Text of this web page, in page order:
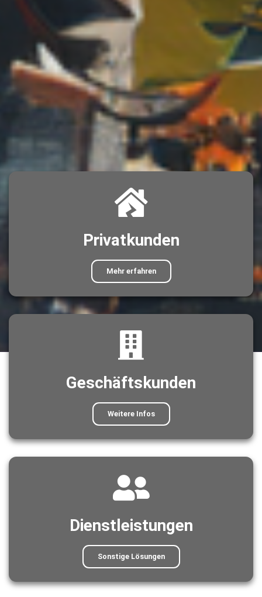
Privatkunden
Mehr erfahren
Geschäftskunden
Weitere Infos
Dienstleistungen
Sonstige Lösungen